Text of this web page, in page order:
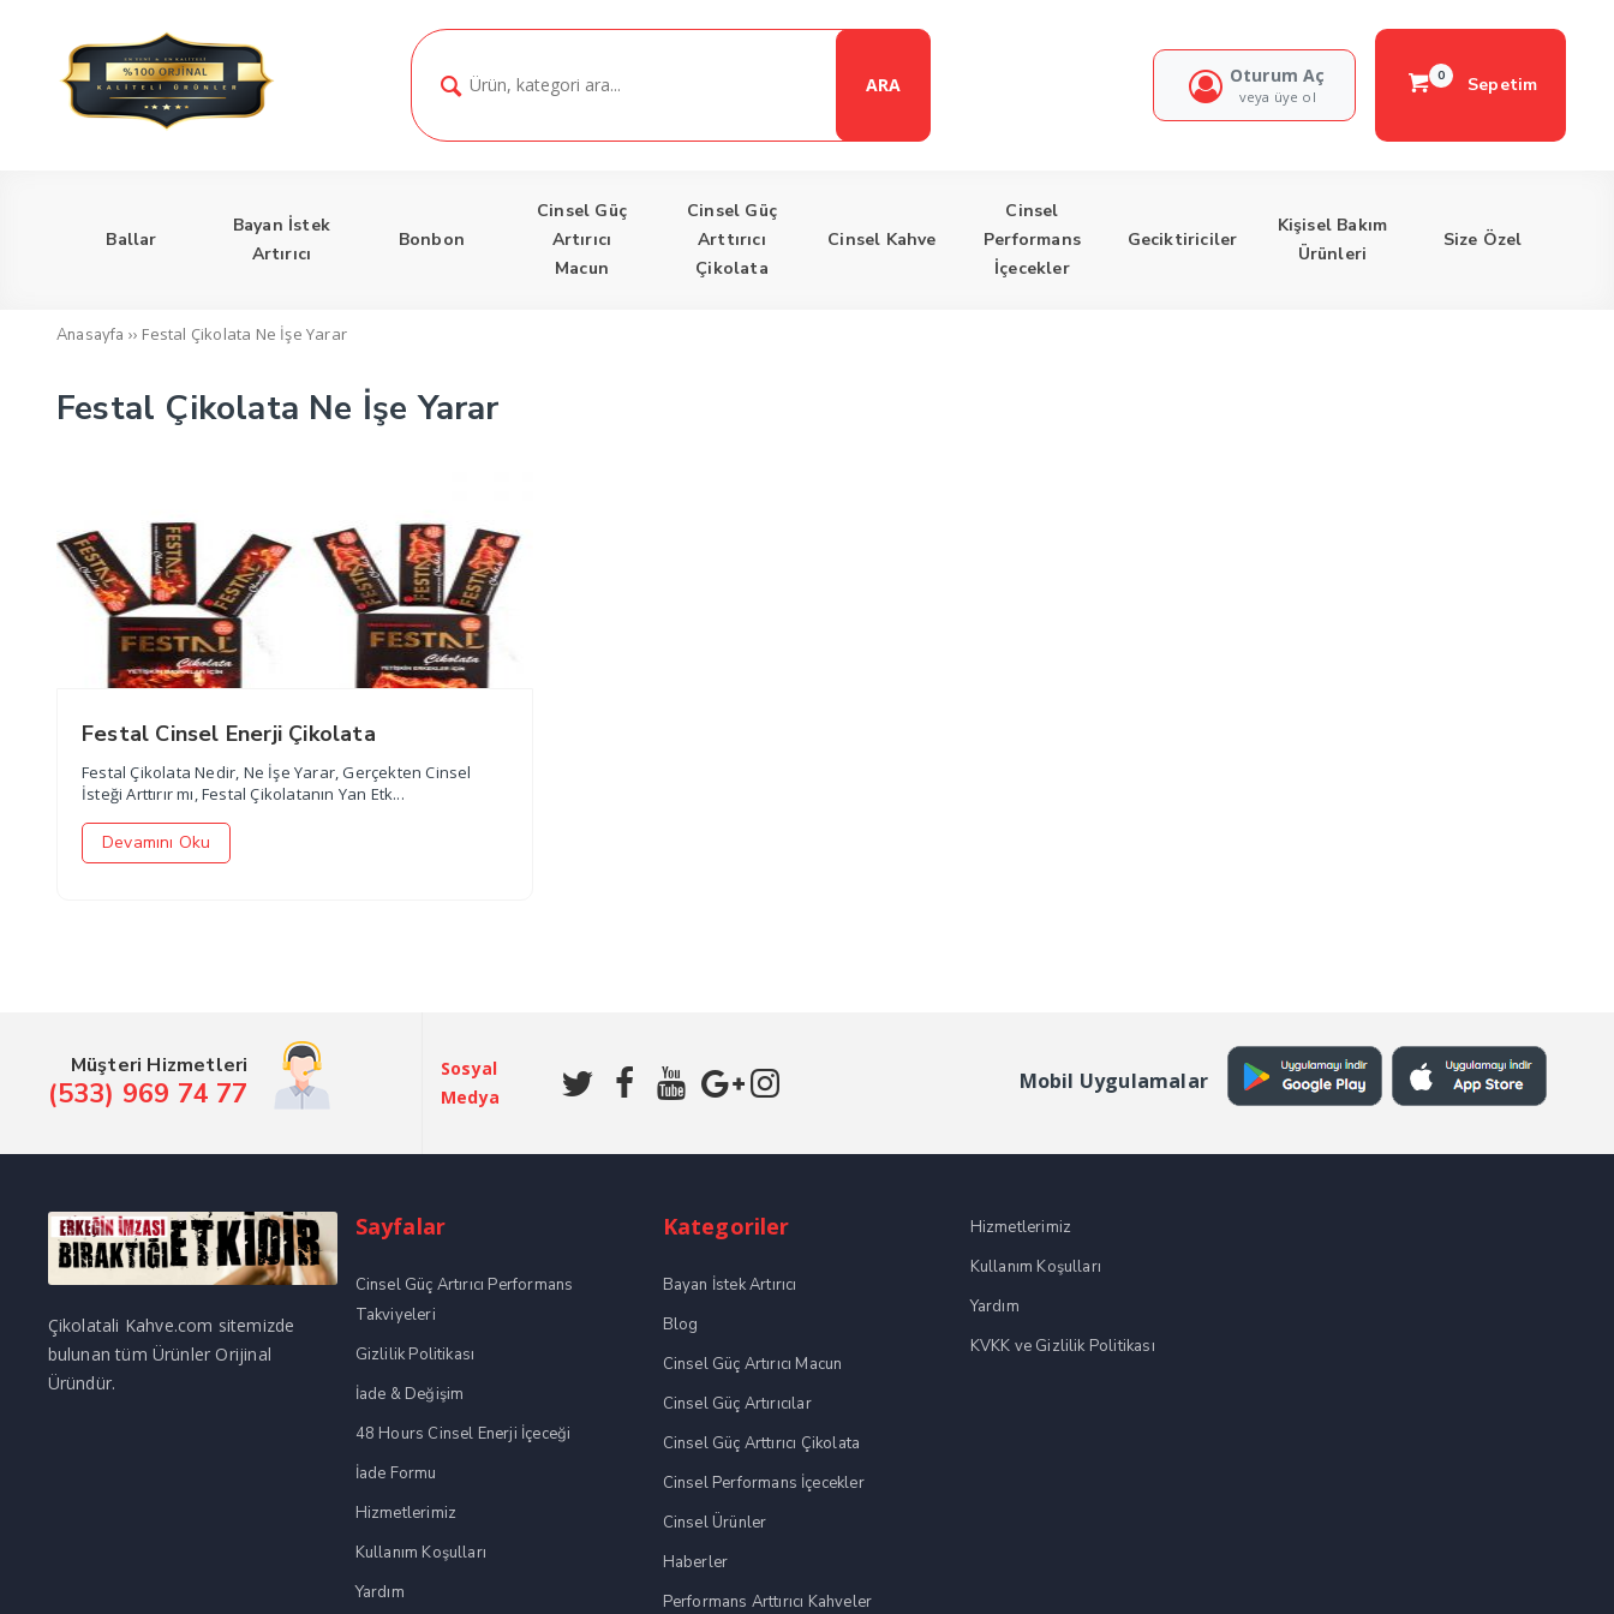
ARA Oturum Aç
veya üye ol
0 Sepetim
Ballar
Bayan İstek
Artırıcı
Bonbon
Cinsel Güç
Artırıcı
Macun
Cinsel Güç
Arttırıcı
Çikolata
Cinsel Kahve
Cinsel
Performans
İçecekler
Geciktiriciler
Kişisel Bakım
Ürünleri
Size Özel
Anasayfa ›› Festal Çikolata Ne İşe Yarar
Festal Çikolata Ne İşe Yarar
Festal Cinsel Enerji Çikolata
Festal Çikolata Nedir, Ne İşe Yarar, Gerçekten Cinsel
İsteği Arttırır mı, Festal Çikolatanın Yan Etk...
Devamını Oku
Müşteri Hizmetleri
(533) 969 74 77
Sosyal
Medya
Mobil Uygulamalar
Çikolatali Kahve.com sitemizde
bulunan tüm Ürünler Orijinal
Üründür.
Sayfalar
Cinsel Güç Artırıcı Performans
Takviyeleri
Gizlilik Politikası
İade & Değişim
48 Hours Cinsel Enerji İçeceği
İade Formu
Hizmetlerimiz
Kullanım Koşulları
Yardım
Kategoriler
Bayan İstek Artırıcı
Blog
Cinsel Güç Artırıcı Macun
Cinsel Güç Artırıcılar
Cinsel Güç Arttırıcı Çikolata
Cinsel Performans İçecekler
Cinsel Ürünler
Haberler
Performans Arttırıcı Kahveler
Hizmetlerimiz
Kullanım Koşulları
Yardım
KVKK ve Gizlilik Politikası